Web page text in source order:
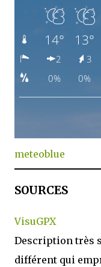
meteoblue
SOURCES
VisuGPX
Description très
différent qui